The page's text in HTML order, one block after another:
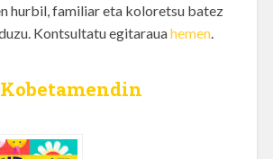
hurbil, familiar eta koloretsu batez
Kontsultatu egitarauahemen.